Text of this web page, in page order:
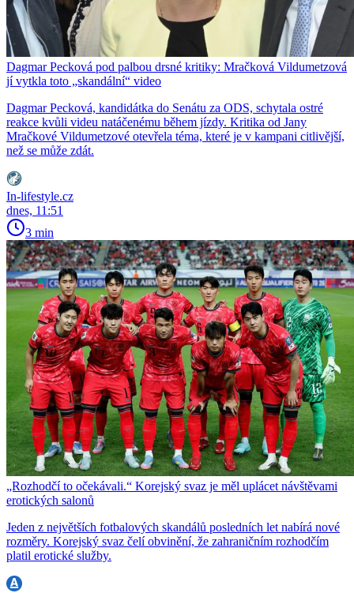
Dagmar Pecková pod palbou drsné kritiky: Mračková Vildumetzová
jí vytkla toto „skandální“ video
Dagmar Pecková, kandidátka do Senátu za ODS, schytala ostré
reakce kvůli videu natáčenému během jízdy. Kritika od Jany
Mračkové Vildumetzové otevřela téma, které je v kampani citlivější,
než se může zdát.
In-lifestyle.cz
dnes, 11:51
3 min
„Rozhodčí to očekávali.“ Korejský svaz je měl uplácet návštěvami
erotických salonů
Jeden z největších fotbalových skandálů posledních let nabírá nové
rozměry. Korejský svaz čelí obvinění, že zahraničním rozhodčím
platil erotické služby.